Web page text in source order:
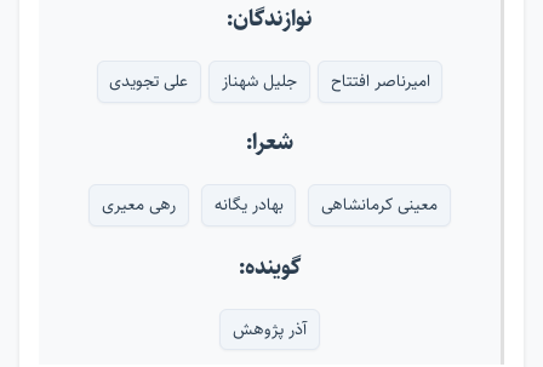
نوازندگان:
امیرناصر افتتاح جلیل شهناز علی تجویدی
شعرا:
معینی کرمانشاهی بهادر یگانه رهی معیری
گوینده:
آذر پژوهش